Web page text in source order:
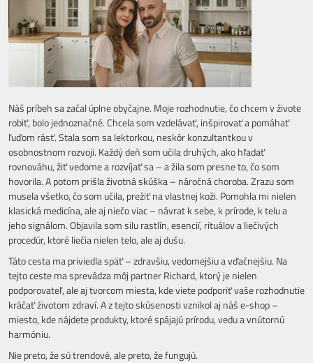
Náš príbeh sa začal úplne obyčajne. Moje rozhodnutie, čo chcem v živote
robiť, bolo jednoznačné. Chcela som vzdelávať, inšpirovať a pomáhať
ľuďom rásť. Stala som sa lektorkou, neskôr konzultantkou v
osobnostnom rozvoji. Každý deň som učila druhých, ako hľadať
rovnováhu, žiť vedome a rozvíjať sa – a žila som presne to, čo som
hovorila. A potom prišla životná skúška – náročná choroba. Zrazu som
musela všetko, čo som učila, prežiť na vlastnej koži. Pomohla mi nielen
klasická medicína, ale aj niečo viac – návrat k sebe, k prírode, k telu a
jeho signálom. Objavila som silu rastlín, esencií, rituálov a liečivých
procedúr, ktoré liečia nielen telo, ale aj dušu.
Táto cesta ma priviedla späť – zdravšiu, vedomejšiu a vďačnejšiu. Na
tejto ceste ma sprevádza môj partner Richard, ktorý je nielen
podporovateľ, ale aj tvorcom miesta, kde viete podporiť vaše rozhodnutie
kráčať životom zdraví. A z tejto skúsenosti vznikol aj náš e-shop –
miesto, kde nájdete produkty, ktoré spájajú prírodu, vedu a vnútornú
harmóniu.
Nie preto, že sú trendové, ale preto, že fungujú.